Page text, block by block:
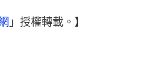
」授權轉載。】